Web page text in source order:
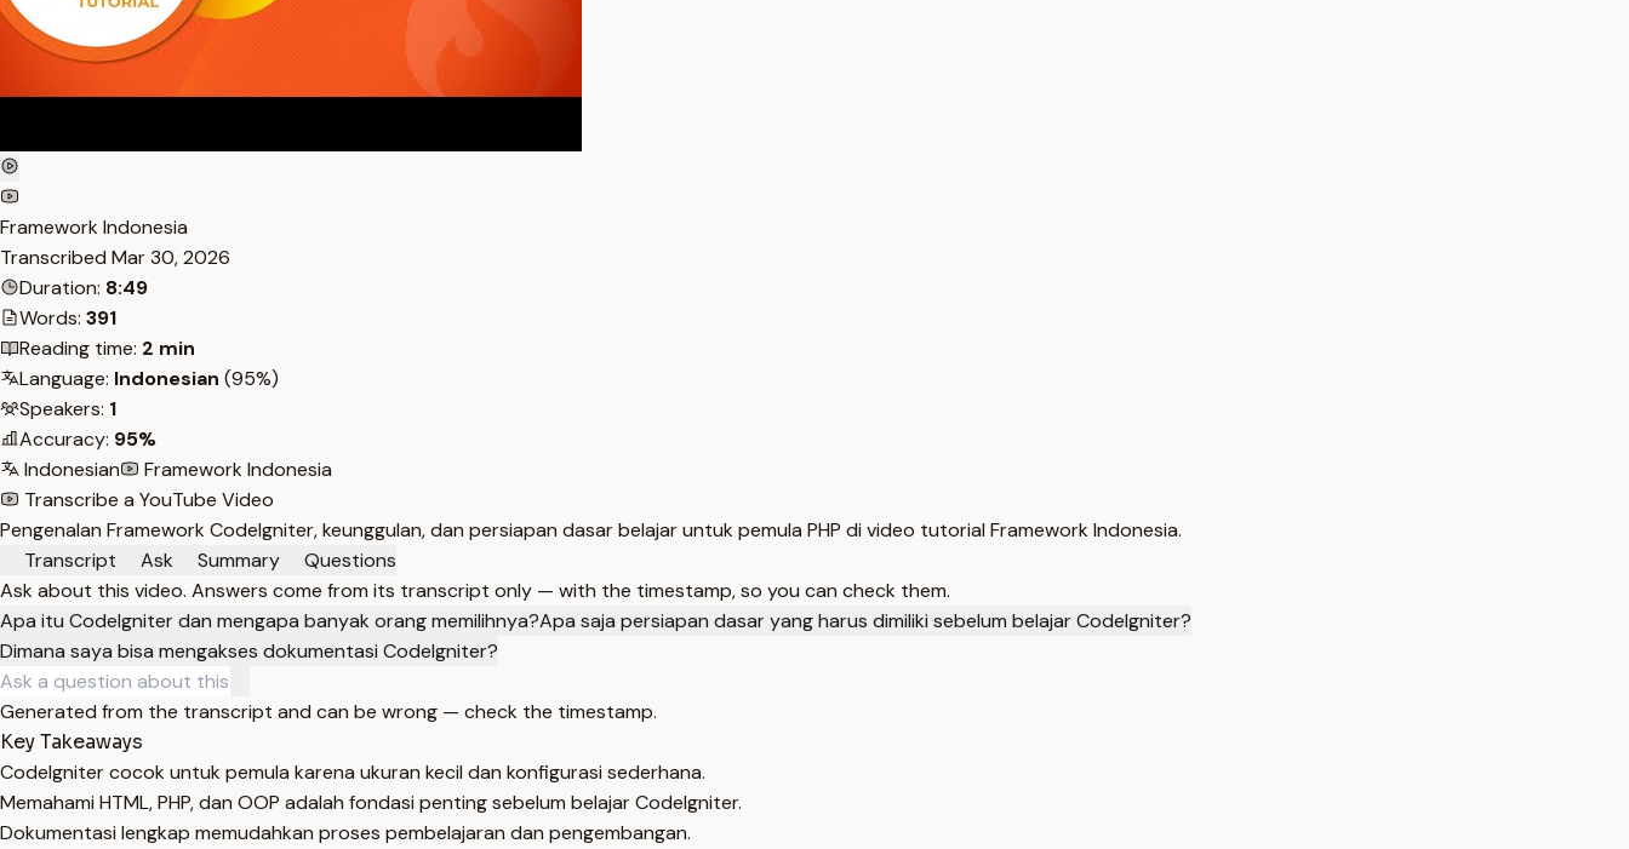
Framework Indonesia
Transcribed Mar 30, 2026
Duration: 8:49
Words: 391
Reading time: 2 min
Language: Indonesian (95%)
Speakers: 1
Accuracy: 95%
Indonesian
Framework Indonesia
Transcribe a YouTube Video
Pengenalan Framework CodeIgniter, keunggulan, dan persiapan dasar belajar untuk pemula PHP di video tutorial Framework Indonesia.
Transcript
Ask Summary
Questions
Ask about this video. Answers come from its transcript only — with the timestamp, so you can check them.
Apa itu CodeIgniter dan mengapa banyak orang memilihnya?Apa saja persiapan dasar yang harus dimiliki sebelum belajar CodeIgniter?
Dimana saya bisa mengakses dokumentasi CodeIgniter?
Generated from the transcript and can be wrong — check the timestamp.
Key Takeaways
CodeIgniter cocok untuk pemula karena ukuran kecil dan konfigurasi sederhana.
Memahami HTML, PHP, dan OOP adalah fondasi penting sebelum belajar CodeIgniter.
Dokumentasi lengkap memudahkan proses pembelajaran dan pengembangan.